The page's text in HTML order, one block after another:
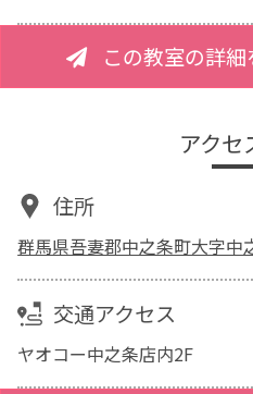
この教室の詳細
アクセ
住所
群馬県吾妻郡中之条町大字中
交通アクセス
ヤオコー中之条店内2F